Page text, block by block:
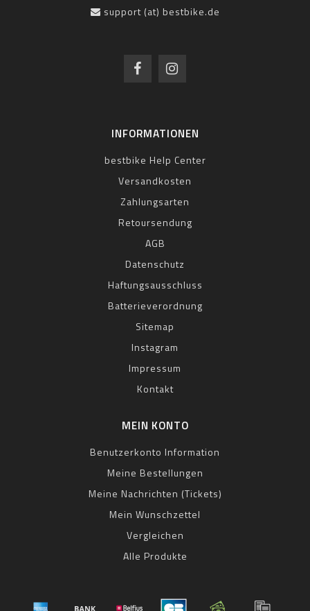
support (at) bestbike.de
INFORMATIONEN
bestbike Help Center
Versandkosten
Zahlungsarten
Retoursendung
AGB
Datenschutz
Haftungsausschluss
Batterieverordnung
Sitemap
Instagram
Impressum
Kontakt
MEIN KONTO
Benutzerkonto Information
Meine Bestellungen
Meine Nachrichten (Tickets)
Mein Wunschzettel
Vergleichen
Alle Produkte